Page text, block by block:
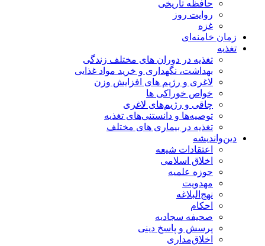
حافظه تاریخی
روایت روز
غزه
زمان خامنه‌ای
تغذیه
تغذیه در دوران های مختلف زندگی
بهداشت، نگهداری و خرید مواد غذایی
لاغری و رژیم های افزایش وزن
خواص خوراكی ها
چاقی و رژیم‌های لاغری
توصیه‌ها و دانستنی‌های تغذیه
تغذیه در بیماری های مختلف
دین‌واندیشه
اعتقادات شیعه
اخلاق اسلامی
حوزه علمیه
مهدویت
نهج‌البلاغه
احکام
صحیفه سجادیه
پرسش و پاسخ دینی
اخلاق‌مداری